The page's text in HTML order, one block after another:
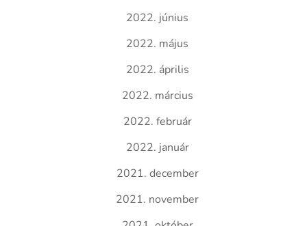
2022. június
2022. május
2022. április
2022. március
2022. február
2022. január
2021. december
2021. november